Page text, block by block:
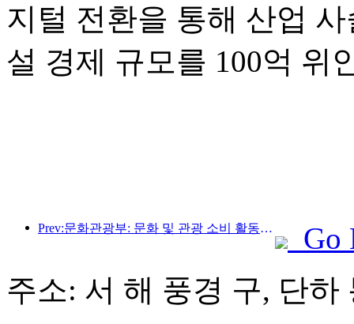
지털 전환을 통해 산업
설 경제 규모를 100억 위
Prev:문화관광부: 문화 및 관광 소비 활동과 여행을 안내하기 위해 수요와 공급 모두에 초점을 맞춥니다.
Go
주소: 서 해 풍경 구, 단하